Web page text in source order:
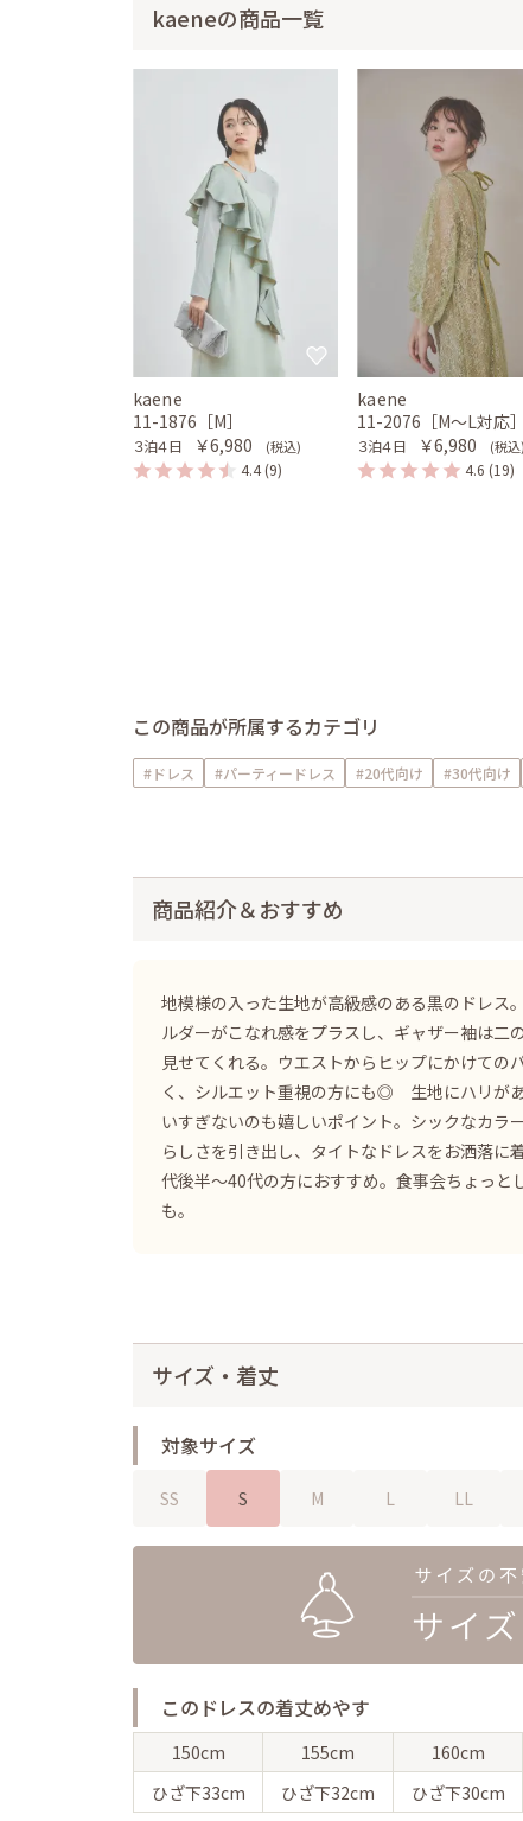
kaeneの商品一覧
kaene
11-1876［M］
３泊４日 ￥6,980 (税込)
4.4 (9)
kaene
11-2076［M〜L対応］
３泊４日 ￥6,980 (税込)
4.6 (19)
この商品が所属するカテゴリ
#ドレス #パーティードレス #20代向け #30代向け
商品紹介＆おすすめ
地模様の入った生地が高級感のある黒のドレス
ルダーがこなれ感をプラスし、ギャザー袖は二
見せてくれる。ウエストからヒップにかけての
く、シルエット重視の方にも◎ 生地にハリが
いすぎないのも嬉しいポイント。シックなカラ
らしさを引き出し、タイトなドレスをお洒落に
代後半〜40代の方におすすめ。食事会ちょっと
も。
サイズ・着丈
対象サイズ
SS S M L LL
このドレスの着丈めやす
150cm 155cm 160cm
ひざ下33cm ひざ下32cm ひざ下30cm